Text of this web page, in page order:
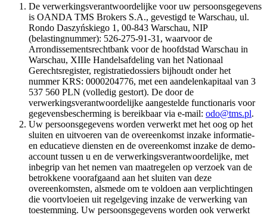
De verwerkingsverantwoordelijke voor uw persoonsgegevens
is OANDA TMS Brokers S.A., gevestigd te Warschau, ul.
Rondo Daszyńskiego 1, 00-843 Warschau, NIP
(belastingnummer): 526-275-91-31, waarvoor de
Arrondissementsrechtbank voor de hoofdstad Warschau in
Warschau, XIIIe Handelsafdeling van het Nationaal
Gerechtsregister, registratiedossiers bijhoudt onder het
nummer KRS: 0000204776, met een aandelenkapitaal van 3
537 560 PLN (volledig gestort). De door de
verwerkingsverantwoordelijke aangestelde functionaris voor
gegevensbescherming is bereikbaar via e-mail: odo@tms.pl.
Uw persoonsgegevens worden verwerkt met het oog op het
sluiten en uitvoeren van de overeenkomst inzake informatie-
en educatieve diensten en de overeenkomst inzake de demo-
account tussen u en de verwerkingsverantwoordelijke, met
inbegrip van het nemen van maatregelen op verzoek van de
betrokkene voorafgaand aan het sluiten van deze
overeenkomsten, alsmede om te voldoen aan verplichtingen
die voortvloeien uit regelgeving inzake de verwerking van
toestemming. Uw persoonsgegevens worden ook verwerkt